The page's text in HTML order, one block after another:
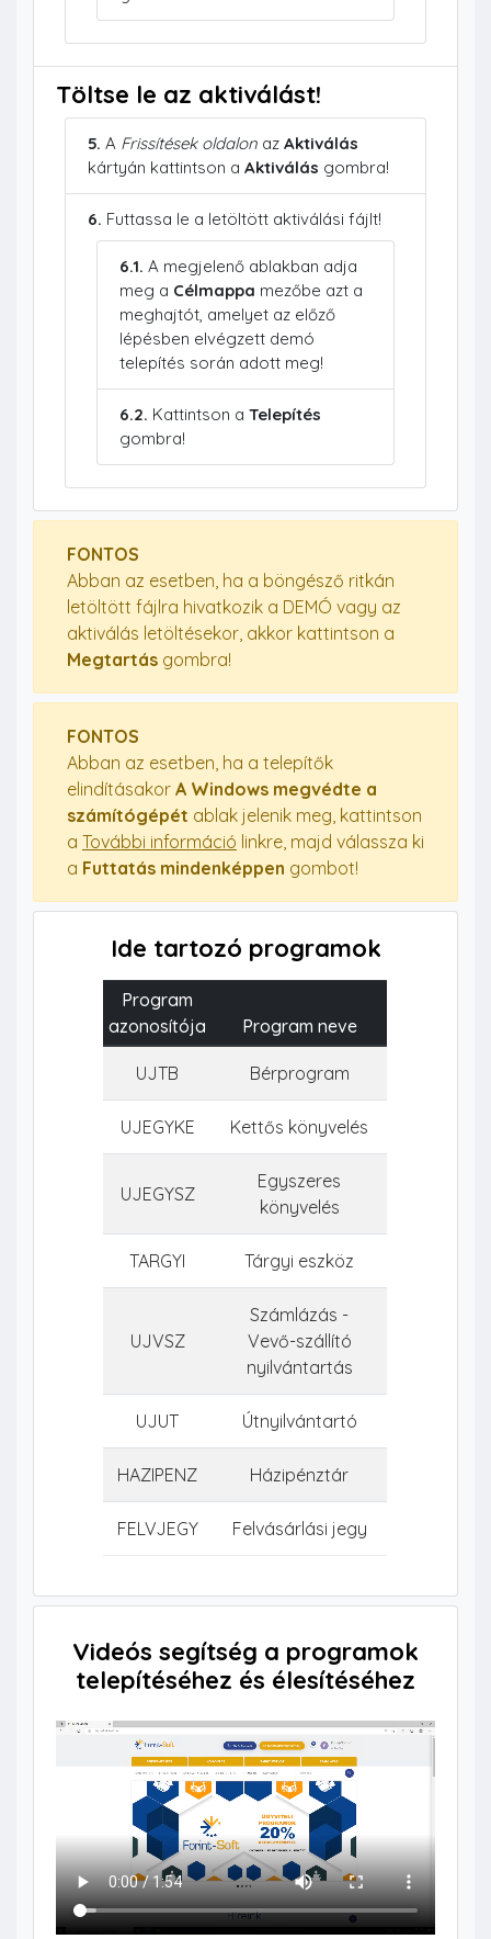
Töltse le az aktiválást!
5. A Frissítések oldalon az Aktiválás
kártyán kattintson a Aktiválás gombra!
6. Futtassa le a letöltött aktiválási fájlt!
6.1. A megjelenő ablakban adja
meg a Célmappa mezőbe azt a
meghajtót, amelyet az előző
lépésben elvégzett demó
telepítés során adott meg!
6.2. Kattintson a Telepítés
gombra!
FONTOS
Abban az esetben, ha a böngésző ritkán
letöltött fájlra hivatkozik a DEMÓ vagy az
aktiválás letöltésekor, akkor kattintson a
Megtartás gombra!
FONTOS
Abban az esetben, ha a telepítők
elindításakor A Windows megvédte a
számítógépét ablak jelenik meg, kattintson
a További információ linkre, majd válassza ki
a Futtatás mindenképpen gombot!
Ide tartozó programok
Program
azonosítója
Program neve
UJTB Bérprogram
UJEGYKE Kettős könyvelés
UJEGYSZ
Egyszeres
könyvelés
TARGYI Tárgyi eszköz
UJVSZ
Számlázás -
Vevő-szállító
nyilvántartás
UJUT Útnyilvántartó
HAZIPENZ Házipénztár
FELVJEGY Felvásárlási jegy
Videós segítség a programok
telepítéséhez és élesítéséhez